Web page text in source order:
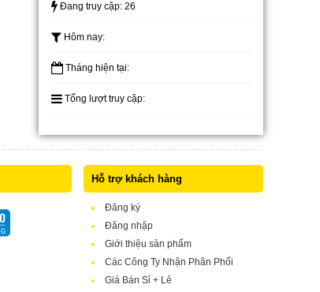
Đang truy cập: 26
Hôm nay:
Tháng hiện tại:
Tổng lượt truy cập:
Hỗ trợ khách hàng
Đăng ký
Đăng nhập
Giới thiệu sản phẩm
Các Công Ty Nhận Phân Phối
Giá Bán Sỉ + Lẻ